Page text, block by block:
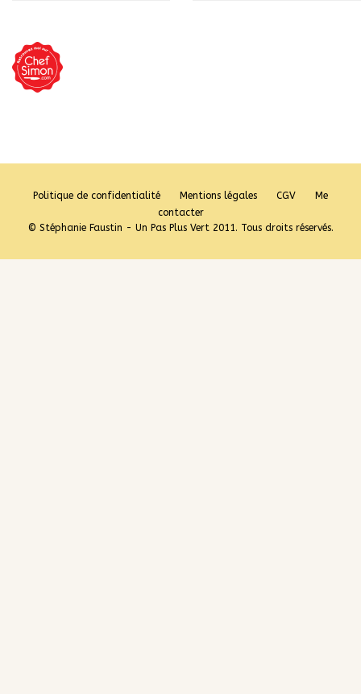
Politique de confidentialité Mentions légales CGV
Me
contacter
© Stéphanie Faustin - Un Pas Plus Vert 2011. Tous droits réservés.